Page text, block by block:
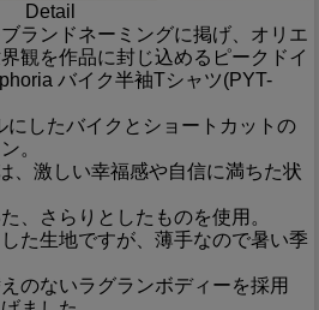
Detail
ランドネーミングに掲げ、オリエ
観を作品に封じ込めるピークドイ
バイク半袖Tシャツ(PYT-
にしたバイクとショートカットの
。
、激しい幸福感や自信に満ちた状
、さらりとしたものを使用。
た生地ですが、薄手なので暑い季
のないラグランボディーを採用